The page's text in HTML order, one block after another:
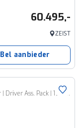
60.495,-
ZEIST
Bel aanbieder
320 2.5 PHEV L2H1 Sport Trekhaak inklapbaar | Driver Ass. Pack | 19 inch | LED | Stuurwiel verw. | Carplay